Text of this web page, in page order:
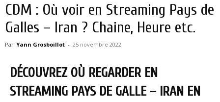
CDM : Où voir en Streaming Pays de
Galles – Iran ? Chaine, Heure etc.
Par Yann Grosboillot - 25 novembre 2022
DÉCOUVREZ OÙ REGARDER EN
STREAMING PAYS DE GALLE – IRAN EN